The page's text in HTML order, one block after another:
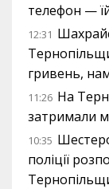
телефон —
12:31
гривень,
11:26 На
затримали
10:35
поліції